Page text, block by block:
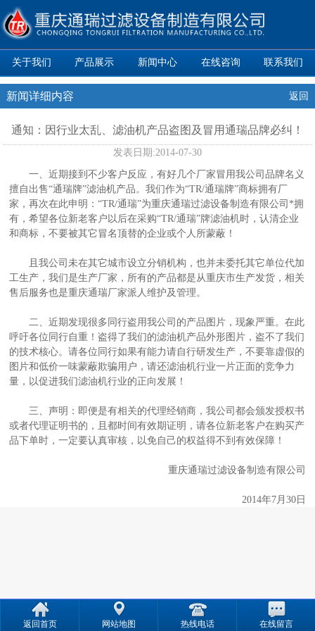
关于我们 产品展示 新闻中心 在线咨询 联系我们
新闻详细内容 返回
通知：因行业太乱、滤油机产品盗图及冒用通瑞品牌必纠！
发表日期:2014-07-30
一、近期接到不少客户反应，有好几个厂家冒用我公司品牌名义
擅自出售“通瑞牌”滤油机产品。我们作为“TR/通瑞牌”商标拥有厂
家，再次在此申明：“TR/通瑞”为重庆通瑞过滤设备制造有限公司*拥
有，希望各位新老客户以后在采购“TR/通瑞”牌滤油机时，认清企业
和商标，不要被其它冒名顶替的企业或个人所蒙蔽！
且我公司未在其它城市设立分销机构，也并未委托其它单位代加
工生产，我们是生产厂家，所有的产品都是从重庆市生产发货，相关
售后服务也是重庆通瑞厂家派人维护及管理。
二、近期发现很多同行盗用我公司的产品图片，现象严重。在此
呼吁各位同行自重！盗得了我们的滤油机产品外形图片，盗不了我们
的技术核心。请各位同行如果有能力请自行研发生产，不要靠虚假的
图片和低价一味蒙蔽欺骗用户，请还滤油机行业一片正面的竞争力
量，以促进我们滤油机行业的正向发展！
三、声明：即便是有相关的代理经销商，我公司都会颁发授权书
或者代理证明书的，且都时间有效期证明，请各位新老客户在购买产
品下单时，一定要认真审核，以免自己的权益得不到有效保障！
重庆通瑞过滤设备制造有限公司
2014年7月30日
返回首页 网站地图 热线电话 在线留言